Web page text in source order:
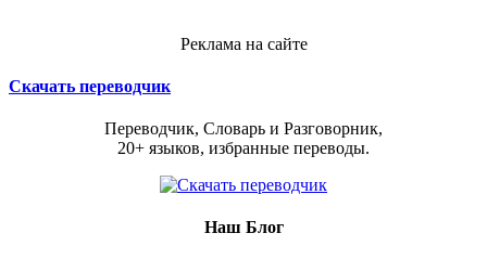
Реклама на сайте
Скачать переводчик
Переводчик, Словарь и Разговорник,
20+ языков, избранные переводы.
Наш Блог